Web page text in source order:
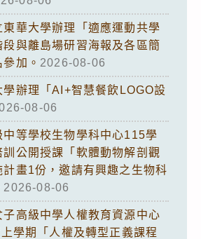
華大學辦理「適應運動共學
與離島場研習海報及各區簡
加。 2026-08-06
學辦理「AI+智慧餐飲LOGO設
08-06
中等學校生物學科中心115學
公開授課「軟體動物解剖觀
計畫1份，邀請有興趣之生物科
2026-08-06
高級中學人權教育資源中心
學期「人權及轉型正義課程